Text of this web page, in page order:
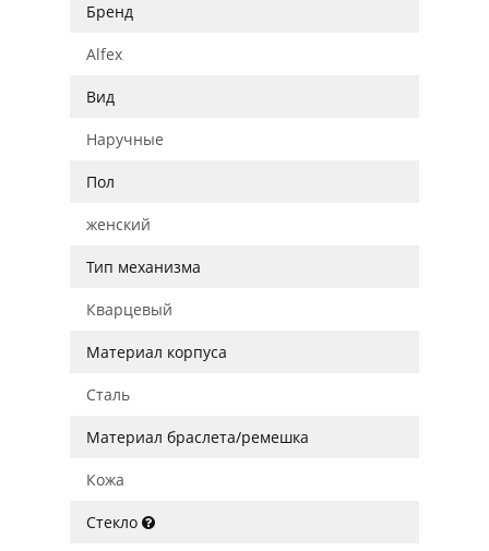
Бренд
Alfex
Вид
Наручные
Пол
женский
Тип механизма
Кварцевый
Материал корпуса
Сталь
Материал браслета/ремешка
Кожа
Стекло